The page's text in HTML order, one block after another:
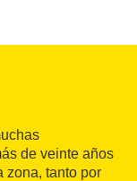
de veinte años
zona, tanto por